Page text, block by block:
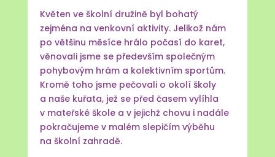
Květen ve školní družině byl bohatý
zejména na venkovní aktivity. Jelikož nám
po většinu měsíce hrálo počasí do karet,
věnovali jsme se především společným
pohybovým hrám a kolektivním sportům.
Kromě toho jsme pečovali o okolí školy
a naše kuřata, jež se před časem vylíhla
v mateřské škole a v jejichž chovu i nadále
pokračujeme v malém slepičím výběhu
na školní zahradě.